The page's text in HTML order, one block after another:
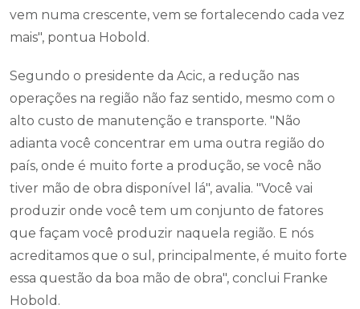
vem numa crescente, vem se fortalecendo cada vez
mais", pontua Hobold.
Segundo o presidente da Acic, a redução nas
operações na região não faz sentido, mesmo com o
alto custo de manutenção e transporte. "Não
adianta você concentrar em uma outra região do
país, onde é muito forte a produção, se você não
tiver mão de obra disponível lá", avalia. "Você vai
produzir onde você tem um conjunto de fatores
que façam você produzir naquela região. E nós
acreditamos que o sul, principalmente, é muito forte
essa questão da boa mão de obra", conclui Franke
Hobold.